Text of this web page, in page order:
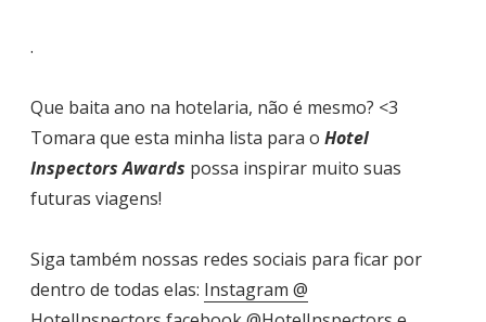
.
Que baita ano na hotelaria, não é mesmo? <3
Tomara que esta minha lista para o Hotel
Inspectors Awards possa inspirar muito suas
futuras viagens!
Siga também nossas redes sociais para ficar por
dentro de todas elas: Instagram @